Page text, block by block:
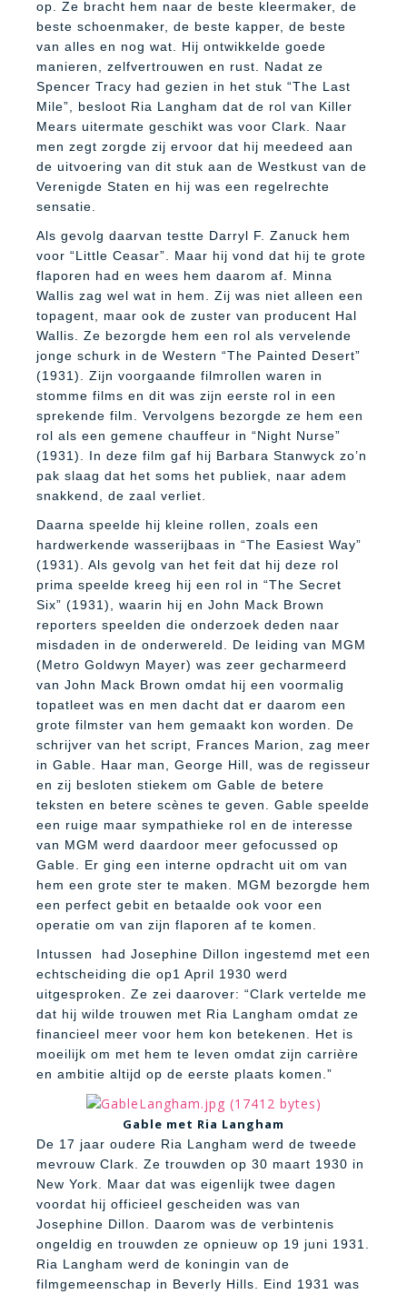
op. Ze bracht hem naar de beste kleermaker, de
beste schoenmaker, de beste kapper, de beste
van alles en nog wat. Hij ontwikkelde goede
manieren, zelfvertrouwen en rust. Nadat ze
Spencer Tracy had gezien in het stuk “The Last
Mile”, besloot Ria Langham dat de rol van Killer
Mears uitermate geschikt was voor Clark. Naar
men zegt zorgde zij ervoor dat hij meedeed aan
de uitvoering van dit stuk aan de Westkust van de
Verenigde Staten en hij was een regelrechte
sensatie.
Als gevolg daarvan testte Darryl F. Zanuck hem
voor “Little Ceasar”. Maar hij vond dat hij te grote
flaporen had en wees hem daarom af. Minna
Wallis zag wel wat in hem. Zij was niet alleen een
topagent, maar ook de zuster van producent Hal
Wallis. Ze bezorgde hem een rol als vervelende
jonge schurk in de Western “The Painted Desert”
(1931). Zijn voorgaande filmrollen waren in
stomme films en dit was zijn eerste rol in een
sprekende film. Vervolgens bezorgde ze hem een
rol als een gemene chauffeur in “Night Nurse”
(1931). In deze film gaf hij Barbara Stanwyck zo’n
pak slaag dat het soms het publiek, naar adem
snakkend, de zaal verliet.
Daarna speelde hij kleine rollen, zoals een
hardwerkende wasserijbaas in “The Easiest Way”
(1931). Als gevolg van het feit dat hij deze rol
prima speelde kreeg hij een rol in “The Secret
Six” (1931), waarin hij en John Mack Brown
reporters speelden die onderzoek deden naar
misdaden in de onderwereld. De leiding van MGM
(Metro Goldwyn Mayer) was zeer gecharmeerd
van John Mack Brown omdat hij een voormalig
topatleet was en men dacht dat er daarom een
grote filmster van hem gemaakt kon worden. De
schrijver van het script, Frances Marion, zag meer
in Gable. Haar man, George Hill, was de regisseur
en zij besloten stiekem om Gable de betere
teksten en betere scènes te geven. Gable speelde
een ruige maar sympathieke rol en de interesse
van MGM werd daardoor meer gefocussed op
Gable. Er ging een interne opdracht uit om van
hem een grote ster te maken. MGM bezorgde hem
een perfect gebit en betaalde ook voor een
operatie om van zijn flaporen af te komen.
Intussen
had Josephine Dillon ingestemd met een
echtscheiding die op1 April 1930 werd
uitgesproken. Ze zei daarover: “Clark vertelde me
dat hij wilde trouwen met Ria Langham omdat ze
financieel meer voor hem kon betekenen. Het is
moeilijk om met hem te leven omdat zijn carrière
en ambitie altijd op de eerste plaats komen.”
Gable met Ria Langham
De 17 jaar oudere Ria Langham werd de tweede
mevrouw Clark. Ze trouwden op 30 maart 1930 in
New York. Maar dat was eigenlijk twee dagen
voordat hij officieel gescheiden was van
Josephine Dillon. Daarom was de verbintenis
ongeldig en trouwden ze opnieuw op 19 juni 1931.
Ria Langham werd de koningin van de
filmgemeenschap in Beverly Hills. Eind 1931 was